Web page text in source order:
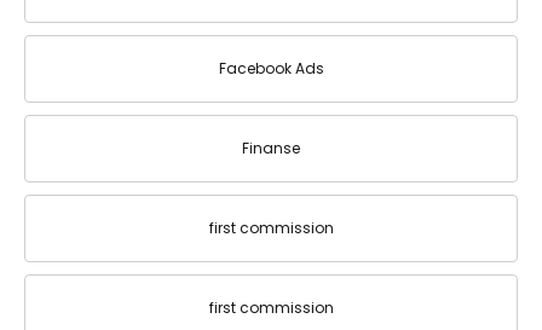
Facebook Ads
Finanse
first commission
first commission